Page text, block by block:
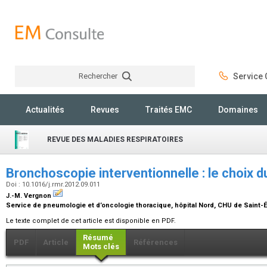
Rechercher Service
Actualités Revues Traités EMC Domaines
REVUE DES MALADIES RESPIRATOIRES
Bronchoscopie interventionnelle : le choix
Doi : 10.1016/j.rmr.2012.09.011
J.-M. Vergnon
Service de pneumologie et d’oncologie thoracique, hôpital Nord, CHU de Saint-
Le texte complet de cet article est disponible en PDF.
PDF Article
Résumé
Mots clés
Références